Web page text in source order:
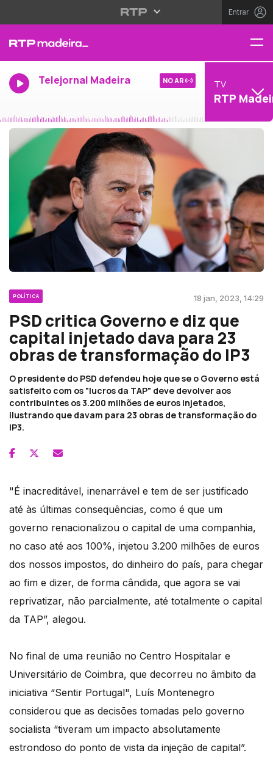
Entrar
Telejornal Madeira NO AR TV
RTP
POLÍTICA 18 jan, 2023, 14:29
PSD critica Governo e diz que
capital injetado dava para 23
obras de transformação do IP3
O presidente do PSD defendeu hoje que se o Governo está
satisfeito com os "lucros da TAP" deve devolver aos
contribuintes os 3.200 milhões de euros injetados,
ilustrando que davam para 23 obras de transformação do
IP3.
"É inacreditável, inenarrável e tem de ser justificado
até às últimas consequências, como é que um
governo renacionalizou o capital de uma companhia,
no caso até aos 100%, injetou 3.200 milhões de euros
dos nossos impostos, do dinheiro do país, para chegar
ao fim e dizer, de forma cândida, que agora se vai
reprivatizar, não parcialmente, até totalmente o capital
da TAP”, alegou.
No final de uma reunião no Centro Hospitalar e
Universitário de Coimbra, que decorreu no âmbito da
iniciativa “Sentir Portugal", Luís Montenegro
considerou que as decisões tomadas pelo governo
socialista “tiveram um impacto absolutamente
estrondoso do ponto de vista da injeção de capital”.